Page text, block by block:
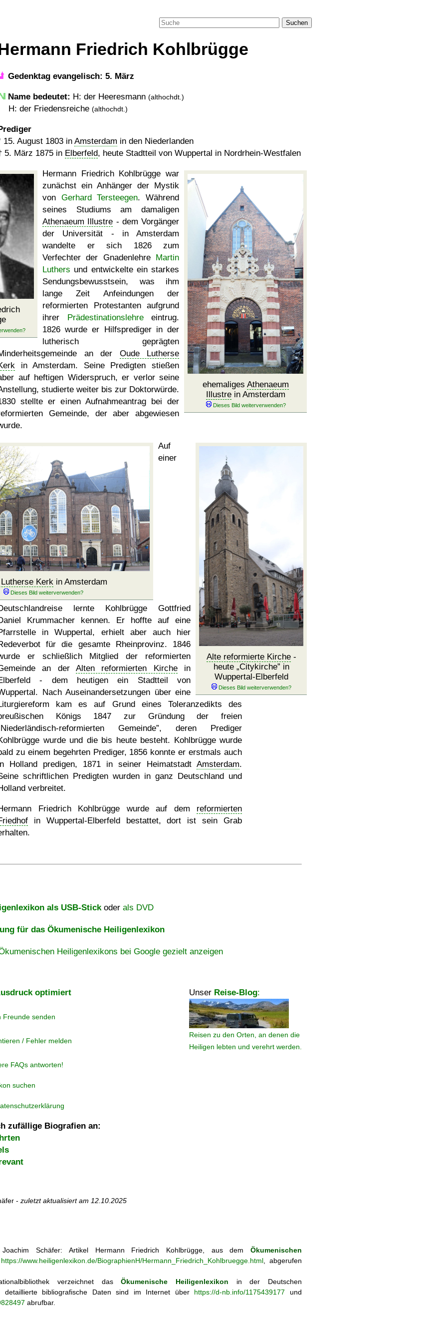
Suchen
Friedrich Kohlbrügge
Gedenktag evangelisch: 5. März
Name bedeutet: H: der Heeresmann (althochdt.)
H: der Friedensreiche (althochdt.)
15. August 1803 in Amsterdam in den Niederlanden
5. März 1875 in Elberfeld, heute Stadtteil von Wuppertal in Nordrhein-Westfalen
ehemaliges Athenaeum
Illustrein Amsterdam
Hermann Friedrich Kohlbrügge war
zunächst ein Anhänger der Mystik
von Gerhard Tersteegen. Während
seines Studiums am damaligen
Athenaeum Illustre - dem Vorgänger
der Universität - in Amsterdam
wandelte er sich 1826 zum
Verfechter der Gnadenlehre Martin
Luthers und entwickelte ein starkes
Sendungsbewusstsein, was ihm
lange Zeit Anfeindungen der
reformierten Protestanten aufgrund
ihrer Prädestinationslehreeintrug.
1826 wurde er Hilfsprediger in der
lutherisch geprägten
an der Oude Lutherse
in Amsterdam. Seine Predigten stießen
auf heftigen Widerspruch, er verlor seine
studierte weiter bis zur Doktorwürde.
stellte er einen Aufnahmeantrag bei der
Gemeinde, der aber abgewiesen
Kerk in Amsterdam
Alte reformierte Kirche-
heute Citykirche
in
Wuppertal-Elberfeld
Auf
einer
lernte Kohlbrügge Gottfried
Krummacher kennen. Er hoffte auf eine
in Wuppertal, erhielt aber auch hier
für die gesamte Rheinprovinz. 1846
er schließlich Mitglied der reformierten
an der Alten reformierten Kirchein
- dem heutigen ein Stadtteil von
Nach Auseinandersetzungen über eine
kam es auf Grund eines Toleranzedikts des
Königs 1847 zur Gründung der freien
Niederländisch-reformierten Gemeinde , deren Prediger
wurde und die bis heute besteht. Kohlbrügge wurde
zu einem begehrten Prediger, 1856 konnte er erstmals auch
Holland predigen, 1871 in seiner Heimatstadt Amsterdam.
schriftlichen Predigten wurden in ganz Deutschland und
verbreitet.
Friedrich Kohlbrügge wurde auf dem reformierten
in Wuppertal-Elberfeld bestattet, dort ist sein Grab
als USB-Stickoder als DVD
für das Ökumenische Heiligenlexikon
Heiligenlexikons bei Google gezielt anzeigen
optimiert Unser Reise-Blog:
Reisen zu den Orten, an denen die
Heiligen lebten und verehrt werden.
Freunde senden
/ Fehler melden
FAQs antworten!
suchen
zufällige Biografien an:
- zuletzt aktualisiert am 12.10.2025
Schäfer: Artikel Hermann Friedrich Kohlbrügge, aus demÖkumenischen
https://www.heiligenlexikon.de/BiographienH/Hermann_Friedrich_Kohlbruegge.html , abgerufen
verzeichnet dasÖkumenische Heiligenlexikon in der Deutschen
detaillierte bibliografische Daten sind im Internet über https://d-nb.info/1175439177 und
abrufbar.